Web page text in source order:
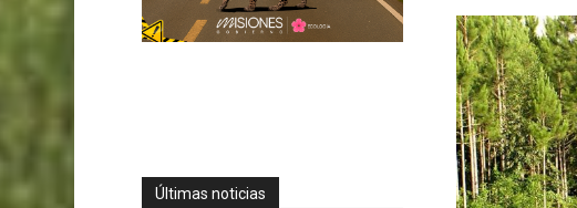
Últimas noticias